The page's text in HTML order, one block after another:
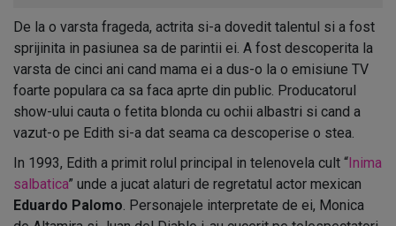
De la o varsta frageda, actrita si-a dovedit talentul si a fost
sprijinita in pasiunea sa de parintii ei. A fost descoperita la
varsta de cinci ani cand mama ei a dus-o la o emisiune TV
foarte populara ca sa faca aprte din public. Producatorul
show-ului cauta o fetita blonda cu ochii albastri si cand a
vazut-o pe Edith si-a dat seama ca descoperise o stea.
In 1993, Edith a primit rolul principal in telenovela cult “Inima
salbatica” unde a jucat alaturi de regretatul actor mexican
Eduardo Palomo. Personajele interpretate de ei, Monica